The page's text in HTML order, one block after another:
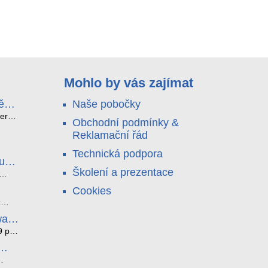
a
a
ze
Mohlo by vás zajímat
Naše pobočky
Obchodní podmínky &
Reklamační řád
Technická podpora
Školení a prezentace
Cookies